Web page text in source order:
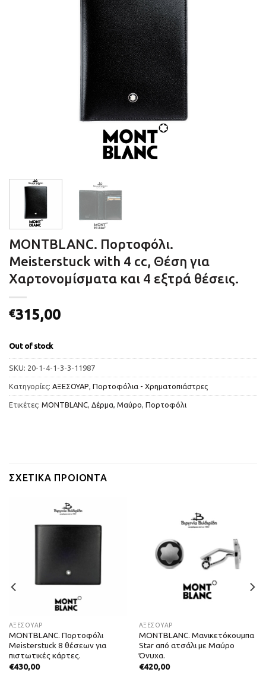
MONTBLANC. Πορτοφόλι.
Meisterstuck with 4 cc, Θέση για
Χαρτονομίσματα και 4 εξτρά θέσεις.
€315,00
Out of stock
SKU: 20-1-4-1-3-3-11987
Κατηγορίες: ΑΞΕΣΟΥΑΡ Πορτοφόλια - Χρηματοπιάστρες
Ετικέτες: MONTBLANC Δέρμα Μαύρο Πορτοφόλι
ΣΧΕΤΙΚΆ ΠΡΟΙΌΝΤΑ
ΑΞΕΣΟΥΑΡ
MONTBLANC. Πορτοφόλι
Meisterstuck 8 θέσεων για
πιστωτικές κάρτες.
€430,00
ΑΞΕΣΟΥΑΡ
MONTBLANC. Μανικετόκουμπα
Star από ατσάλι με Μαύρο
Όνυχα.
€420,00